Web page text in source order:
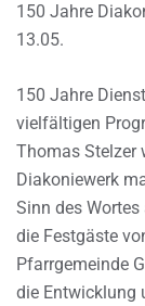
150 Jahre
13.05.
150 Jahre
vielfältigen
Thomas Stelzer
Diakoniewerk
Sinn des Wortes
die Festgäste
Pfarrgemeinde
die Entwicklung